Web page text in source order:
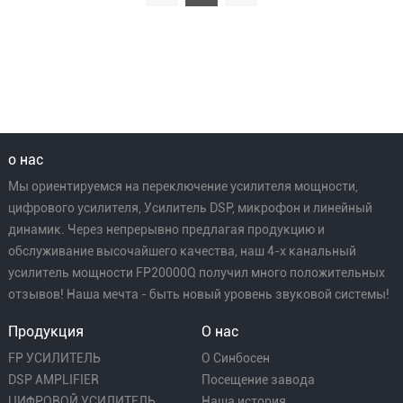
о нас
Мы ориентируемся на переключение усилителя мощности,
цифрового усилителя, Усилитель DSP, микрофон и линейный
динамик. Через непрерывно предлагая продукцию и
обслуживание высочайшего качества, наш 4-х канальный
усилитель мощности FP20000Q получил много положительных
отзывов! Наша мечта - быть новый уровень звуковой системы!
Продукция
FP УСИЛИТЕЛЬ
DSP AMPLIFIER
О нас
О Синбосен
Посещение завода